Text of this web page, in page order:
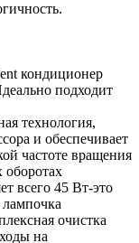
кондиционер
подходит
технология,
и обеспечивает
частоте вращения
всего 45 Вт-это
очистка
на